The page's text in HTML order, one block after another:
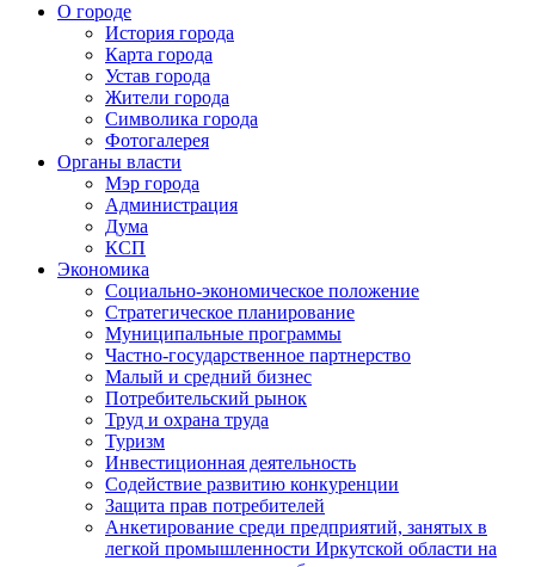
О городе
История города
Карта города
Устав города
Жители города
Символика города
Фотогалерея
Органы власти
Мэр города
Администрация
Дума
КСП
Экономика
Социально-экономическое положение
Стратегическое планирование
Муниципальные программы
Частно-государственное партнерство
Малый и средний бизнес
Потребительский рынок
Труд и охрана труда
Туризм
Инвестиционная деятельность
Содействие развитию конкуренции
Защита прав потребителей
Анкетирование среди предприятий, занятых в
легкой промышленности Иркутской области на